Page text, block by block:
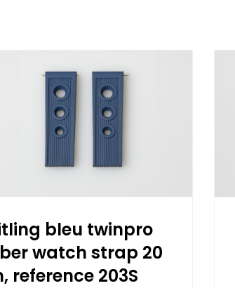
bleu twinpro
watch strap 20
reference 203S